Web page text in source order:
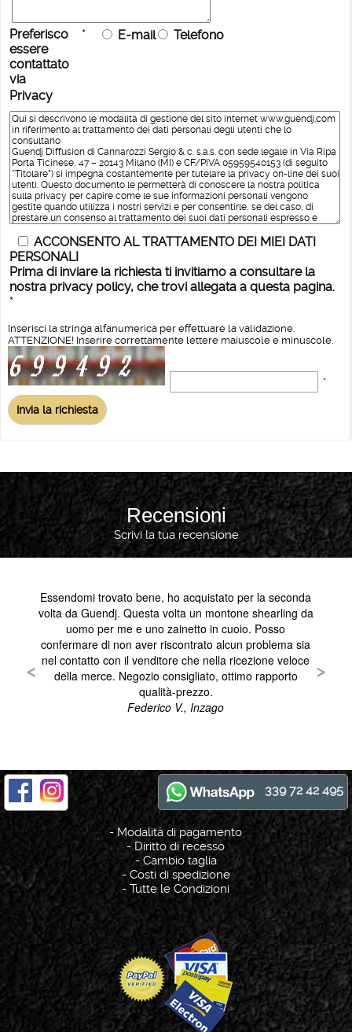
Preferisco
essere
contattato
via
* E-mail Telefono
Privacy
ACCONSENTO AL TRATTAMENTO DEI MIEI DATI
PERSONALI
Prima di inviare la richiesta ti invitiamo a consultare la
nostra privacy policy, che trovi allegata a questa pagina.
*
Inserisci la stringa alfanumerica per effettuare la validazione.
ATTENZIONE! Inserire correttamente lettere maiuscole e minuscole.
*
Recensioni
Scrivi la tua recensione
339 72 42 495
- Modalità di pagamento
-Diritto di recesso
- Cambio taglia
-Costi di spedizione
-Tutte le Condizioni